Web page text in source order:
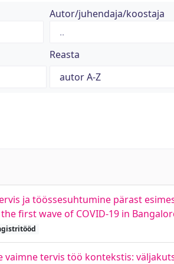
Autor/juhendaja/koostaja
Reasta
ja töössesuhtumine pärast
first wave of COVID-19 in
vaimne tervis töö kontekstis: